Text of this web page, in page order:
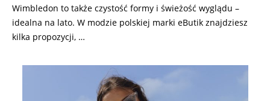
Wimbledon to także czystość formy i świeżość wyglądu –
idealna na lato. W modzie polskiej marki eButik znajdziesz
kilka propozycji, …